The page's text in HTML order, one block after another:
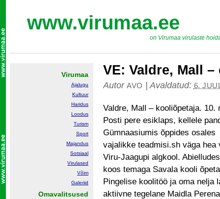
www.virumaa.ee
on Virumaa virulaste
VE: Valdre, Mall –
Autor AVO |Avaldatud: 6.
Valdre, Mall – kooliõpetaja.
Posti pere esiklaps, kellele
Gümnaasiumis õppides
vajalikke teadmisi.sh väga
Viru-Jaagupi algkool.
koos temaga Savala kooli
Pingelise koolitöö ja oma nelja
aktiivne tegelane Maidla
Virumaa
Ajalugu
Kultuur
Haridus
Loodus
Turism
Sport
Majandus
Sotsiaal
Virulased
Võim
Galeriid
Omavalitsused